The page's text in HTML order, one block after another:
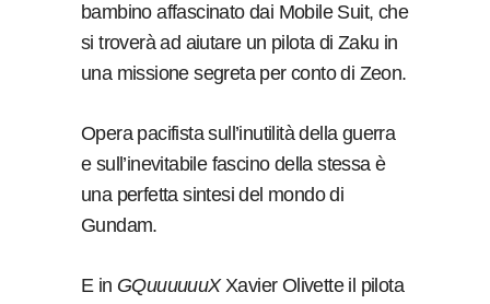
bambino affascinato dai Mobile Suit, che
si troverà ad aiutare un pilota di Zaku in
una missione segreta per conto di Zeon.
Opera pacifista sull’inutilità della guerra
e sull’inevitabile fascino della stessa è
una perfetta sintesi del mondo di
Gundam.
E in GQuuuuuuXXavier Olivette il pilota